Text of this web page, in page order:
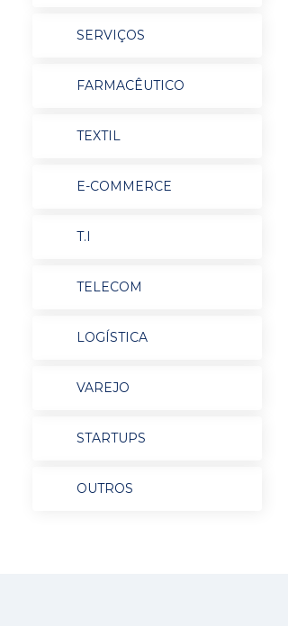
SERVIÇOS
FARMACÊUTICO
TEXTIL
E-COMMERCE
T.I
TELECOM
LOGÍSTICA
VAREJO
STARTUPS
OUTROS